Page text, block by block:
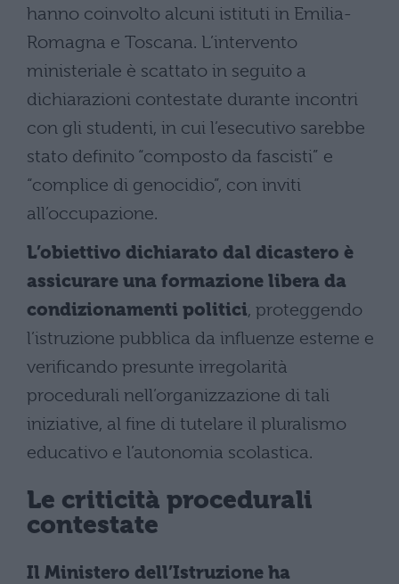
hanno coinvolto alcuni istituti in Emilia-
Romagna e Toscana. L’intervento
ministeriale è scattato in seguito a
dichiarazioni contestate durante incontri
con gli studenti, in cui l’esecutivo sarebbe
stato definito “composto da fascisti” e
“complice di genocidio”, con inviti
all’occupazione.
L’obiettivo dichiarato dal dicastero è
assicurare una formazione libera da
condizionamenti politici, proteggendo
l’istruzione pubblica da influenze esterne e
verificando presunte irregolarità
procedurali nell’organizzazione di tali
iniziative, al fine di tutelare il pluralismo
educativo e l’autonomia scolastica.
Le criticità procedurali
contestate
Il Ministero dell’Istruzione ha